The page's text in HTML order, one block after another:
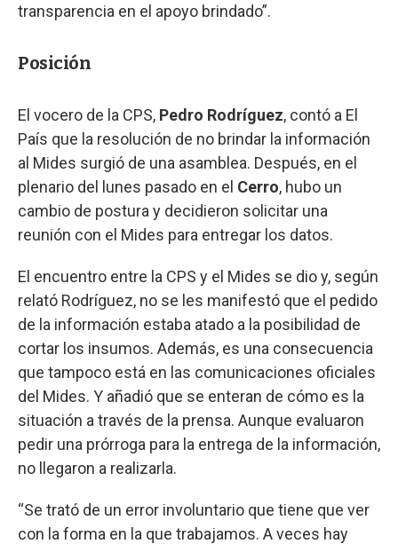
transparencia en el apoyo brindado”.
Posición
El vocero de la CPS, Pedro Rodríguez, contó a El
País que la resolución de no brindar la información
al Mides surgió de una asamblea. Después, en el
plenario del lunes pasado en el Cerro, hubo un
cambio de postura y decidieron solicitar una
reunión con el Mides para entregar los datos.
El encuentro entre la CPS y el Mides se dio y, según
relató Rodríguez, no se les manifestó que el pedido
de la información estaba atado a la posibilidad de
cortar los insumos. Además, es una consecuencia
que tampoco está en las comunicaciones oficiales
del Mides. Y añadió que se enteran de cómo es la
situación a través de la prensa. Aunque evaluaron
pedir una prórroga para la entrega de la información,
no llegaron a realizarla.
“Se trató de un error involuntario que tiene que ver
con la forma en la que trabajamos. A veces hay